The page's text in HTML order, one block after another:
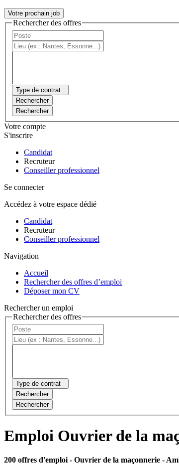
Votre prochain job
Rechercher des offres
Type de contrat
Rechercher
Rechercher
Votre compte
S'inscrire
Candidat
Recruteur
Conseiller professionnel
Se connecter
Accédez à votre espace dédié
Candidat
Recruteur
Conseiller professionnel
Navigation
Accueil
Rechercher des offres d’emploi
Déposer mon CV
Rechercher un emploi
Rechercher des offres
Type de contrat
Rechercher
Rechercher
Emploi Ouvrier de la
200 offres d'emploi - Ouvrier de la maçonnerie -